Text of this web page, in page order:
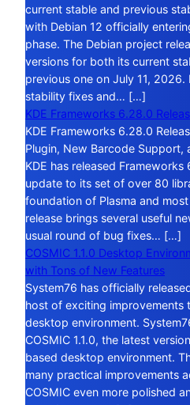
current stable and previous
with Debian 12 officially
phase. The Debian project
versions for both its current
previous one on July 11, 2026.
stability fixes and… […]
KDE Frameworks 6.28.0
KDE Frameworks 6.28.0
Plugin, New Barcode Support,
KDE has released
update to its set of over 80
foundation of Plasma and
release brings several useful
usual round of bug fixes… […]
COSMIC 1.1.0 Desktop
with Tons of New Features
System76 has officially
host of exciting improvements
desktop environment.
COSMIC 1.1.0, the latest
based desktop environment.
many practical improvements
COSMIC even more polished